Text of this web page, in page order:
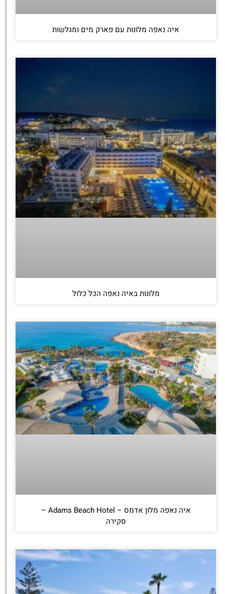
איה נאפה מלונות עם פארק מים ומגלשות
מלונות באיה נאפה הכל כלול
איה נאפה מלון אדמס – Adams Beach Hotel –
סקירה